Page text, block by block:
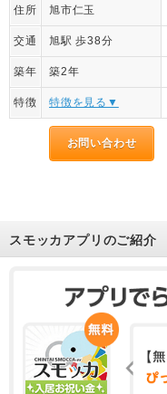
住所 旭市仁玉
交通 旭駅 歩38分
築年 築2年
特徴 特徴を見る▼
お問い合わせ
スモッカアプリのご紹介